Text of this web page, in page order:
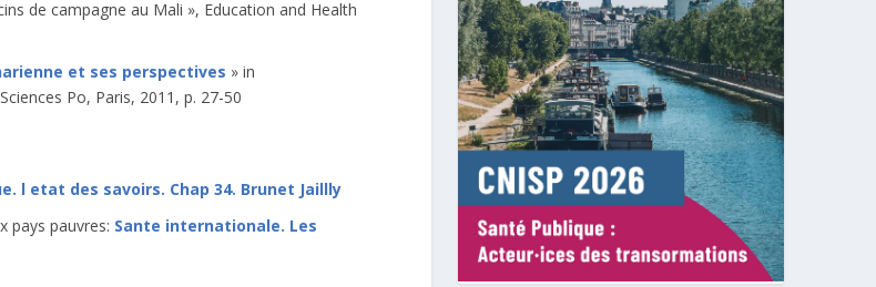
de campagne au Mali », Education and Health
et ses perspectives » in
Po, Paris, 2011, p. 27-50
l etat des savoirs. Chap 34. Brunet Jaillly
pays pauvres: Sante internationale. Les